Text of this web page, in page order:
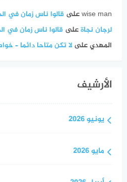
wise manعلى قالوا ناس زمان في
لرجان نجاةعلى قالوا ناس زمان في
المهديعلى لا تكن متاحا دائما –
الأرشيف
يونيو 2026
مايو 2026